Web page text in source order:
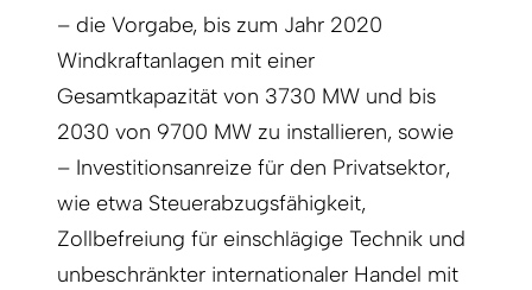
– die Vorgabe, bis zum Jahr 2020
Windkraftanlagen mit einer
Gesamtkapazität von 3730 MW und bis
2030 von 9700 MW zu installieren, sowie
– Investitionsanreize für den Privatsektor,
wie etwa Steuerabzugsfähigkeit,
Zollbefreiung für einschlägige Technik und
unbeschränkter internationaler Handel mit